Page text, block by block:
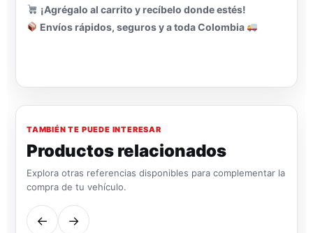
¡Agrégalo al carrito y recíbelo donde estés!
Envíos rápidos, seguros y a toda Colombia
TAMBIÉN TE PUEDE INTERESAR
Productos relacionados
Explora otras referencias disponibles para complementar la
compra de tu vehículo.
← →